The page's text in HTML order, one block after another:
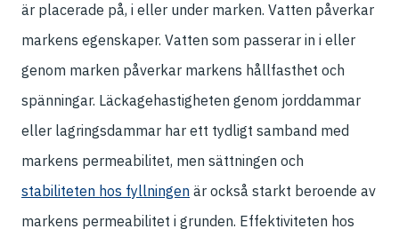
är placerade på, i eller under marken. Vatten påverkar
markens egenskaper. Vatten som passerar in i eller
genom marken påverkar markens hållfasthet och
spänningar. Läckagehastigheten genom jorddammar
eller lagringsdammar har ett tydligt samband med
markens permeabilitet, men sättningen och
stabiliteten hos fyllningen är också starkt beroende av
markens permeabilitet i grunden. Effektiviteten hos